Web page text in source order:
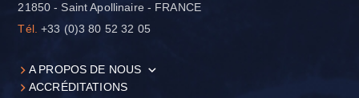
21850 - Saint Apollinaire - FRANCE
Tél.
+33 (0)3 80 52 32 05
A PROPOS DE NOUS
ACCRÉDITATIONS